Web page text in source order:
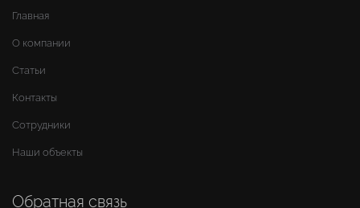
Главная
О компании
Статьи
Контакты
Сотрудники
Наши объекты
Обратная связь